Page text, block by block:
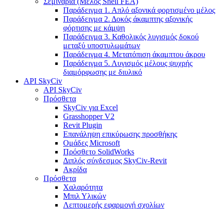
Παράδειγμα 1. Απλό αξονικά φορτισμένο μέλος
Παράδειγμα 2. Δοκός άκαμπτης αξονικής
φόρτισης με κάμψη
Παράδειγμα 3. Καθολικός λυγισμός δοκού
μεταξύ υποστυλωμάτων
Παράδειγμα 4. Μετατόπιση άκαμπτου άκρου
Παράδειγμα 5. Λυγισμός μέλους ψυχρής
διαμόρφωσης με διυλικό
API SkyCiv
API SkyCiv
Πρόσθετα
SkyCiv για Excel
Grasshopper V2
Revit Plugin
Επανάληψη επικύρωσης προσθήκης
Ομάδες Microsoft
Πρόσθετο SolidWorks
Διπλός σύνδεσμος SkyCiv-Revit
Ακρίδα
Πρόσθετα
Χαλαρότητα
Μπιλ Υλικών
Λεπτομερής εφαρμογή σχολίων